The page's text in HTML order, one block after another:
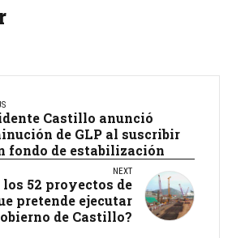
Castillo anunció
de GLP al suscribir
fondo de estabilización
NEXT
los 52 proyectos de
pretende ejecutar
de Castillo?